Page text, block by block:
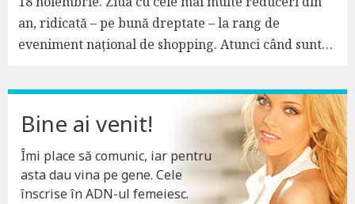
an, ridicată – pe bună dreptate – la rang de
eveniment național de shopping. Atunci când sunt…
Bine ai venit!
Îmi place să comunic, iar pentru
asta dau vina pe gene. Cele
înscrise în ADN-ul femeiesc.